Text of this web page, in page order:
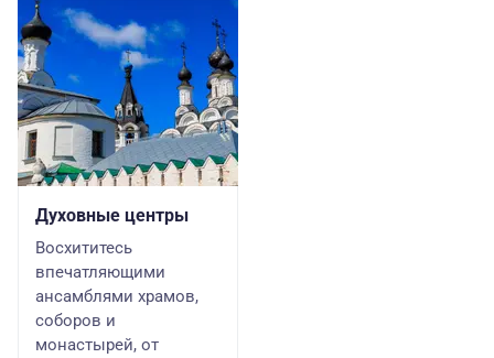
Духовные центры
Восхититесь
впечатляющими
ансамблями храмов,
соборов и
монастырей, от